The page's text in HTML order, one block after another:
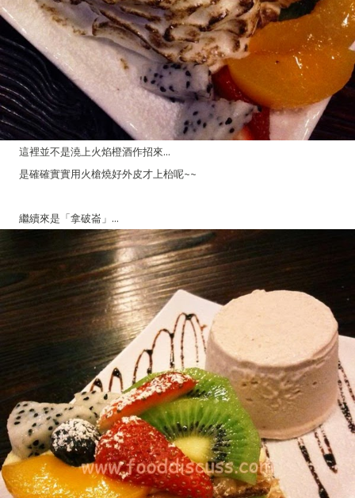
這裡並不是澆上火焰橙酒作招來...
是確確實實用火槍燒好外皮才上枱呢~~
繼續來是「拿破崙」...